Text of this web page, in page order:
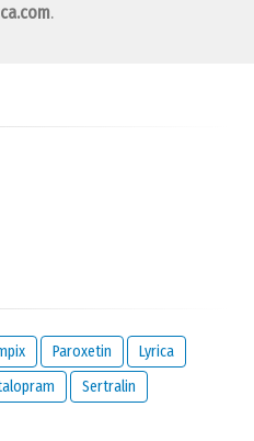
zeigen Sie, dass Sie kein
von der Person, die diesen
Ihres Kommentars zu
stehende Option aktivieren.
reagiert.
damit einverstanden
und
.
Paroxetin
Lyrica
Sertralin